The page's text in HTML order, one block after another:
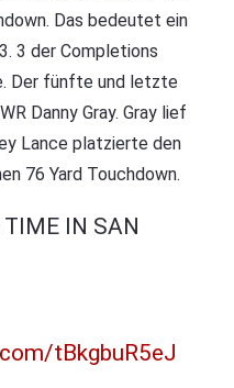
Das bedeutet ein
3 der Completions
Der fünfte und letzte
Danny Gray. Gray lief
Lance platzierte den
76 Yard Touchdown.
TIME IN SAN
tBkgbuR5eJ